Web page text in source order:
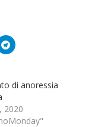
di anoressia
2020